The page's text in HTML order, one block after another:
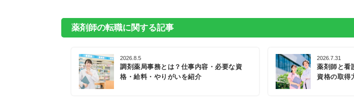
薬剤師の転職に関する記事
2026.8.5
調剤薬局事務とは？仕事内容・必要な資
格・給料・やりがいを紹介
2026.7.31
薬剤師と看
資格の取得